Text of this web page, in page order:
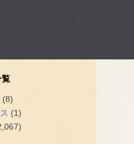
覧
(8)
(1)